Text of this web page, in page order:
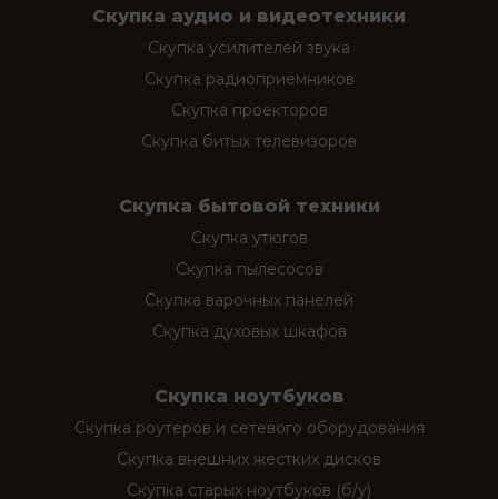
Скупка аудио и видеотехники
Скупка усилителей звука
Скупка радиоприёмников
Скупка проекторов
Скупка битых телевизоров
Скупка бытовой техники
Скупка утюгов
Скупка пылесосов
Скупка варочных панелей
Скупка духовых шкафов
Скупка ноутбуков
Скупка роутеров и сетевого оборудования
Скупка внешних жестких дисков
Скупка старых ноутбуков (б/у)